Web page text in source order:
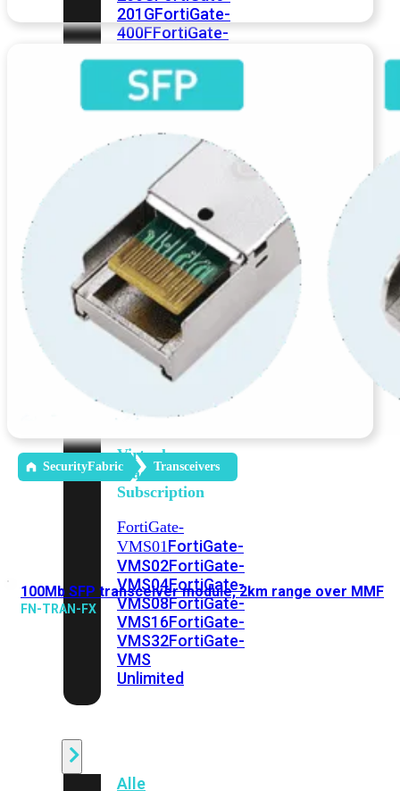
201GFortiGate-
400FFortiGate-
600EFortiGate-
601E FortiGate-
900GFortiGate-
Virtual
Machine
Perpetual
FortiGate-
VM01FortiGate-
VM02FortiGate-
VM04FortiGate-
VM08 FortiGate-
VM16FortiGate-
VM32FortiGate-
Virtual
Machine
Subscription
FortiGate-
VMS01FortiGate-
VMS02FortiGate-
VMS04FortiGate-
VMS08FortiGate-
VMS16FortiGate-
VMS32FortiGate-
VMS
Unlimited
Alle
SecurityFabric Transceivers
100Mb SFP transceiver module, 2km range over MMF
FN-TRAN-FX